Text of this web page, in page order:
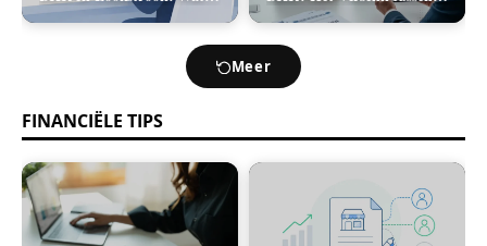
Zijn Je Opties?
Positief en Negatief BKR
Meer
FINANCIËLE TIPS